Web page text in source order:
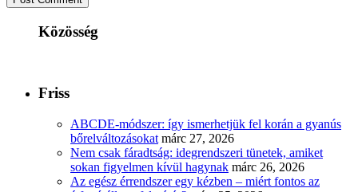
Közösség
Friss
ABCDE‑módszer: így ismerhetjük fel korán a gyanús
bőrelváltozásokat márc 27, 2026
Nem csak fáradtság: idegrendszeri tünetek, amiket
sokan figyelmen kívül hagynak márc 26, 2026
Az egész érrendszer egy kézben – miért fontos az